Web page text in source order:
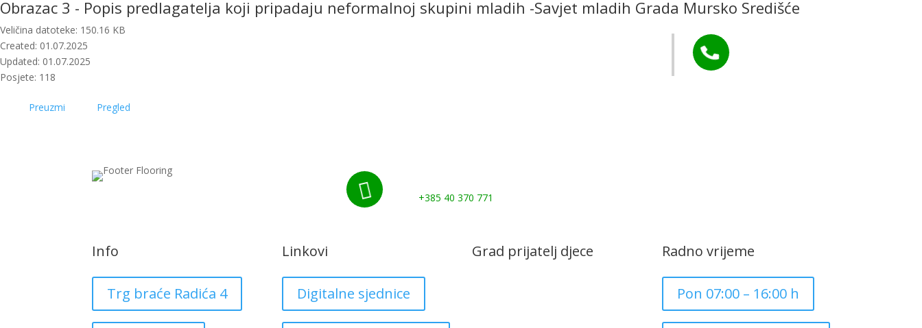

Obrazac 3 - Popis predlagatelja koji pripadaju neformalnoj skupini mladih -Savjet mladih Grada Mursko Središće
Veličina datoteke: 150.16 KB
Created: 01.07.2025
Updated: 01.07.2025
Posjete: 118
Preuzmi Pregled
 +385 40 370 771
Info
Trg braće Radića 4
Linkovi
Digitalne sjednice
Grad prijatelj djece Radno vrijeme
Pon 07:00 – 16:00 h